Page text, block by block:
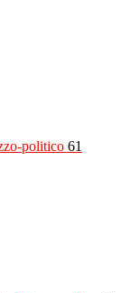
politico 61